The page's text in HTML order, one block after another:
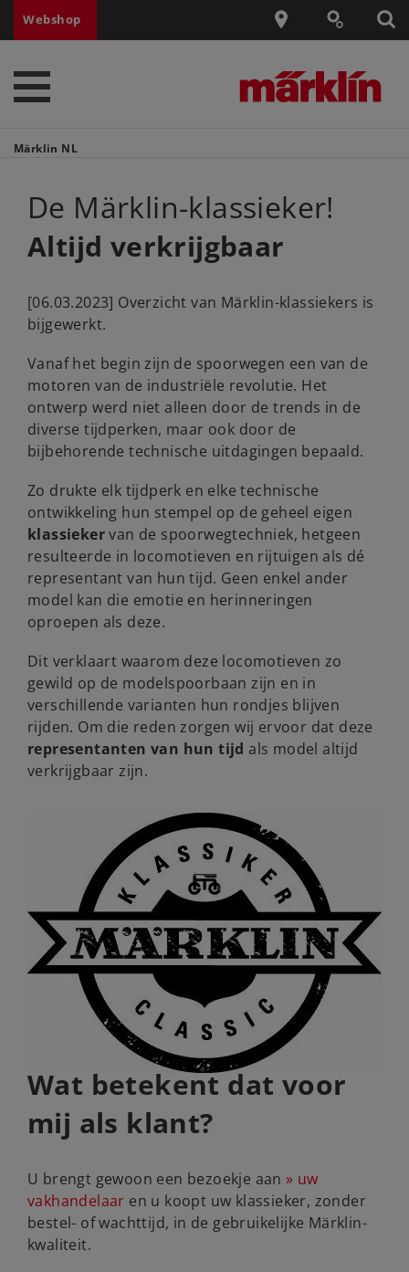
Webshop
Märklin NL
De Märklin-klassieker!
Altijd verkrijgbaar
[06.03.2023] Overzicht van Märklin-klassiekers is
bijgewerkt.
Vanaf het begin zijn de spoorwegen een van de
motoren van de industriële revolutie. Het
ontwerp werd niet alleen door de trends in de
diverse tijdperken, maar ook door de
bijbehorende technische uitdagingen bepaald.
Zo drukte elk tijdperk en elke technische
ontwikkeling hun stempel op de geheel eigen
klassiekervan de spoorwegtechniek, hetgeen
resulteerde in locomotieven en rijtuigen als dé
representant van hun tijd. Geen enkel ander
model kan die emotie en herinneringen
oproepen als deze.
Dit verklaart waarom deze locomotieven zo
gewild op de modelspoorbaan zijn en in
verschillende varianten hun rondjes blijven
rijden. Om die reden zorgen wij ervoor dat deze
representanten van hun tijd als model altijd
verkrijgbaar zijn.
Wat betekent dat voor
mij als klant?
U brengt gewoon een bezoekje aan
uw
vakhandelaar en u koopt uw klassieker, zonder
bestel- of wachttijd, in de gebruikelijke Märklin-
kwaliteit.